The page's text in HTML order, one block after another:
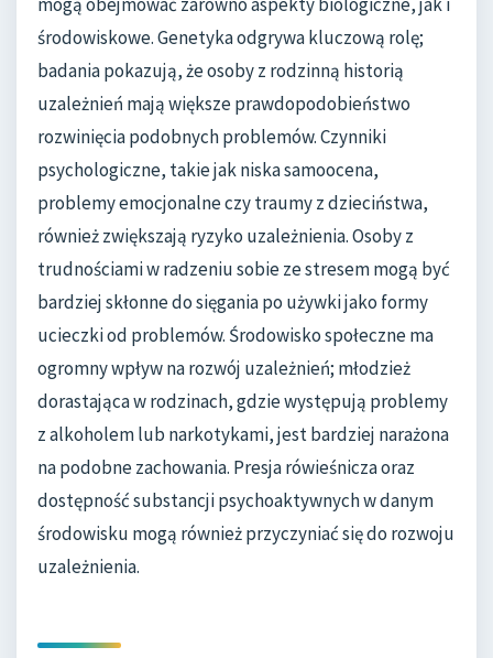
środowiskowe. Genetyka odgrywa kluczową rolę;
badania pokazują, że osoby z rodzinną historią
uzależnień mają większe prawdopodobieństwo
rozwinięcia podobnych problemów. Czynniki
psychologiczne, takie jak niska samoocena,
problemy emocjonalne czy traumy z dzieciństwa,
również zwiększają ryzyko uzależnienia. Osoby z
trudnościami w radzeniu sobie ze stresem mogą być
bardziej skłonne do sięgania po używki jako formy
ucieczki od problemów. Środowisko społeczne ma
ogromny wpływ na rozwój uzależnień; młodzież
dorastająca w rodzinach, gdzie występują problemy
z alkoholem lub narkotykami, jest bardziej narażona
na podobne zachowania. Presja rówieśnicza oraz
dostępność substancji psychoaktywnych w danym
środowisku mogą również przyczyniać się do rozwoju
uzależnienia.